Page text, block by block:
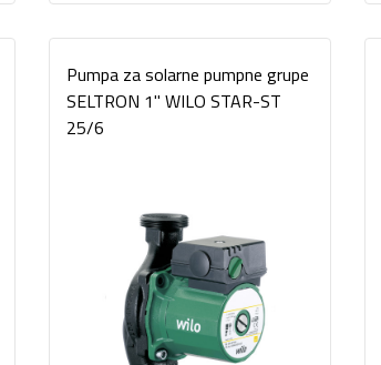
Pumpa za solarne pumpne grupe
SELTRON 1" WILO STAR-ST
25/6